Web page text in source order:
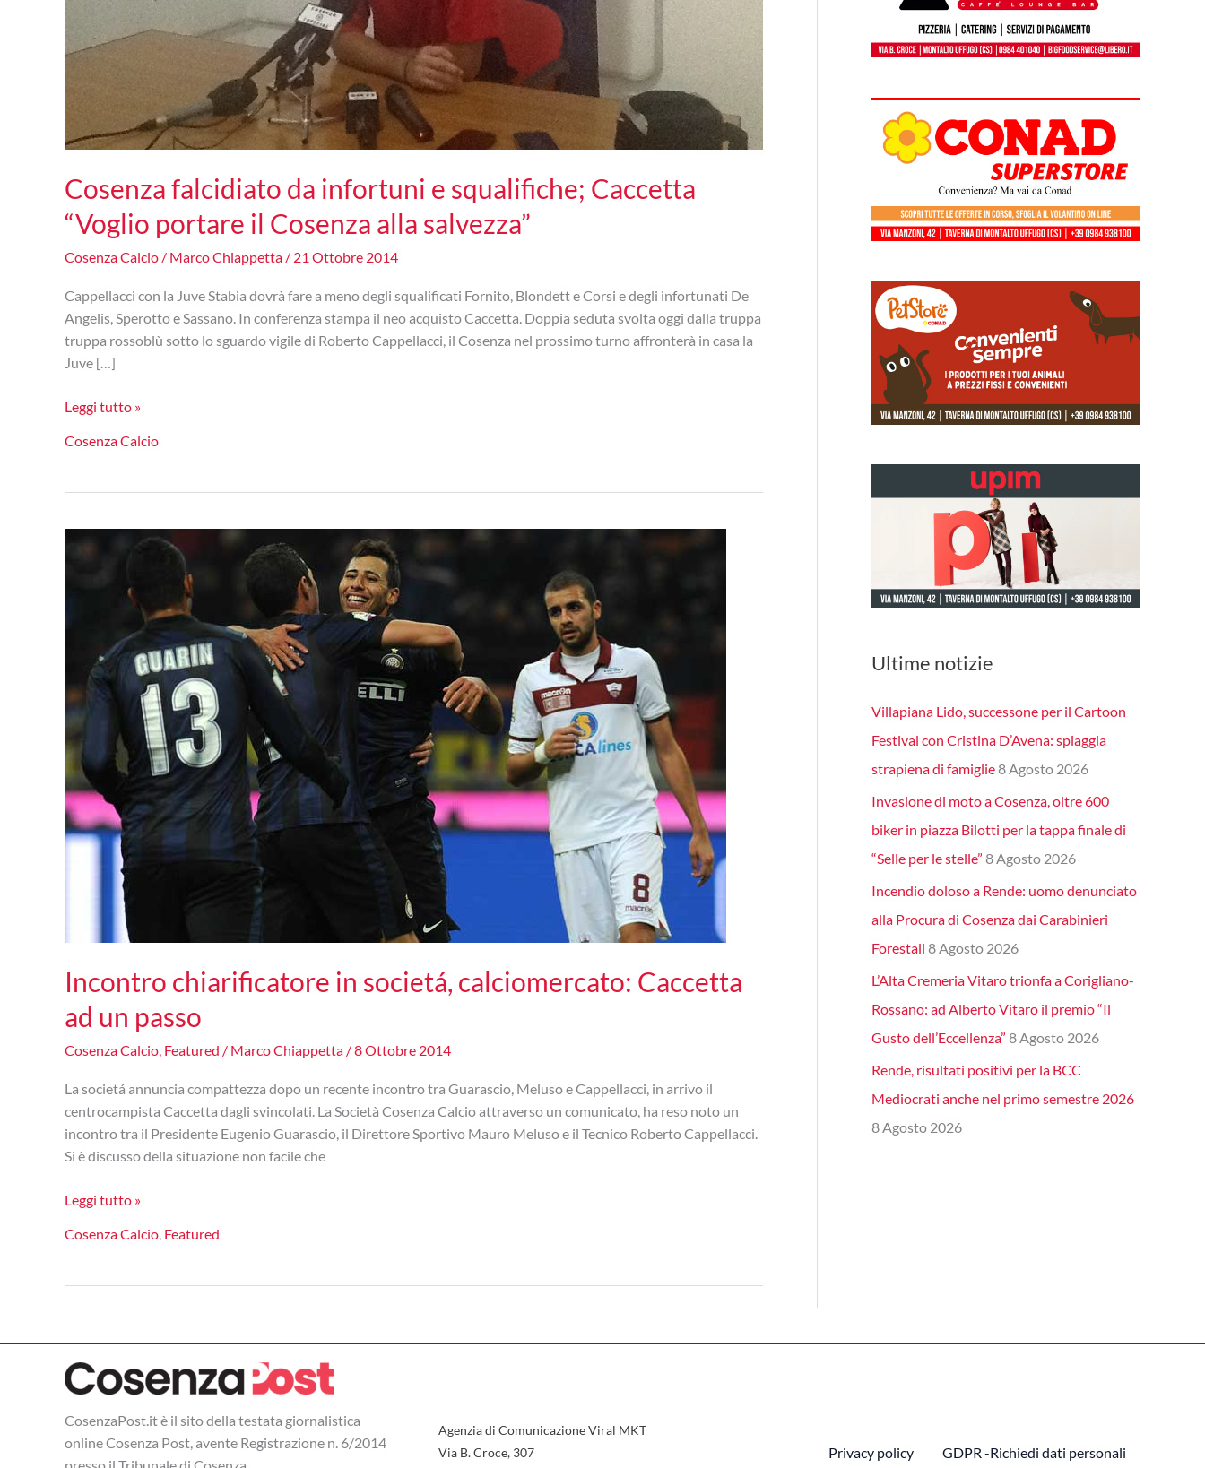
Cosenza falcidiato da infortuni e squalifiche; Caccetta
“Voglio portare il Cosenza alla salvezza”
Cosenza Calcio / Marco Chiappetta / 21 Ottobre 2014
Cappellacci con la Juve Stabia dovrà fare a meno degli squalificati Fornito, Blondett e Corsi e degli infortunati De
Angelis, Sperotto e Sassano. In conferenza stampa il neo acquisto Caccetta. Doppia seduta svolta oggi dalla truppa
truppa rossoblù sotto lo sguardo vigile di Roberto Cappellacci, il Cosenza nel prossimo turno affronterà in casa la
Juve […]
Cosenza
da
e
Caccetta
“Voglio
portare
Cosenza
salvezza”
Leggi tutto »
Cosenza Calcio
Incontro chiarificatore in societá, calciomercato: Caccetta
ad un passo
Cosenza Calcio, Featured / Marco Chiappetta /8 Ottobre 2014
La societá annuncia compattezza dopo un recente incontro tra Guarascio, Meluso e Cappellacci, in arrivo il
centrocampista Caccetta dagli svincolati. La Società Cosenza Calcio attraverso un comunicato, ha reso noto un
incontro tra il Presidente Eugenio Guarascio, il Direttore Sportivo Mauro Meluso e il Tecnico Roberto Cappellacci.
Si è discusso della situazione non facile che
Incontro
in
calciomercato:
passo
Leggi tutto »
Cosenza Calcio, Featured
Ultime notizie
Villapiana Lido, successone per il Cartoon
Festival con Cristina D’Avena: spiaggia
strapiena di famiglie8 Agosto 2026
Invasione di moto a Cosenza, oltre 600
biker in piazza Bilotti per la tappa finale di
“Selle per le stelle” 8 Agosto 2026
Incendio doloso a Rende: uomo denunciato
alla Procura di Cosenza dai Carabinieri
Forestali 8 Agosto 2026
L’Alta Cremeria Vitaro trionfa a Corigliano-
Rossano: ad Alberto Vitaro il premio “Il
Gusto dell’Eccellenza” 8 Agosto 2026
Rende, risultati positivi per la BCC
Mediocrati anche nel primo semestre 2026
8 Agosto 2026
CosenzaPost.it è il sito della testata giornalistica
online Cosenza Post, avente Registrazione n. 6/2014
presso il Tribunale di Cosenza
Agenzia di Comunicazione Viral MKT
Via B. Croce, 307
Privacy policy
GDPR -Richiedi dati personali